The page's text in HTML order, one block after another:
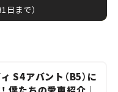
日まで）
S4アバント（B5）に